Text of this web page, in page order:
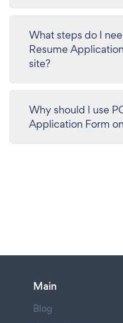
What steps do I
Resume
site?
Why should I use
Application Form
Main
Blog